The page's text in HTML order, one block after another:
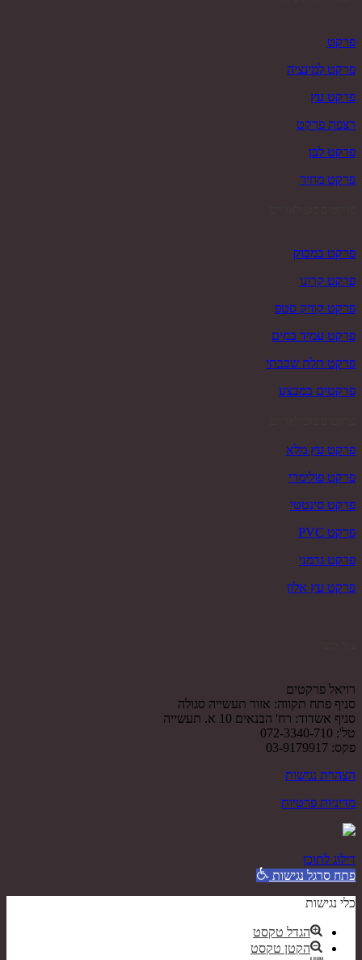
פרקט
פרקט למינציה
פרקט עץ
רצפת פרקט
פרקט לבן
פרקט מחיר
פרקט במבוק
פרקט קרונו
פרקט קוויק סטפ
פרקט עמיד במים
פרקט תלת שכבתי
פרקטים במבצע
פרקט עץ מלא
פרקט פולימרי
פרקט סינטטי
פרקט PVC
פרקט גרמני
פרקט עץ אלון
רויאל פרקטים
סניף פתח תקווה: אזור תעשייה סגולה
סניף אשדוד: רח' הבנאים 10 א. תעשייה
טל': 072-3340-710
פקס: 03-9179917
הצהרת נגישות
מדיניות פרטיות
דילוג לתוכן
פתח סרגל נגישות
כלי נגישות
הגדל טקסט
הקטן טקסט